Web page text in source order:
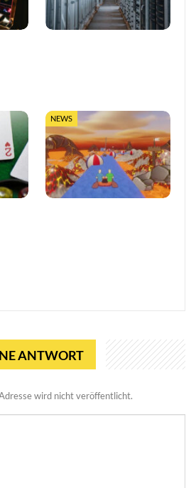
NEWS
ANTWORT
wird nicht veröffentlicht.